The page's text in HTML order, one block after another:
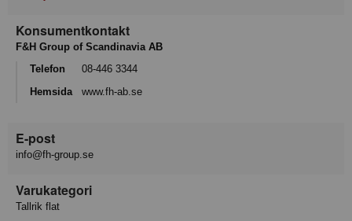
Konsumentkontakt
F&H Group of Scandinavia AB
Telefon
08-446 3344
Hemsida
www.fh-ab.se
E-post
info@fh-group.se
Varukategori
Tallrik flat